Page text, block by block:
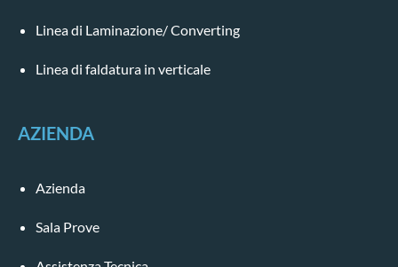
Linea di Laminazione/ Converting
Linea di faldatura in verticale
AZIENDA
Azienda
Sala Prove